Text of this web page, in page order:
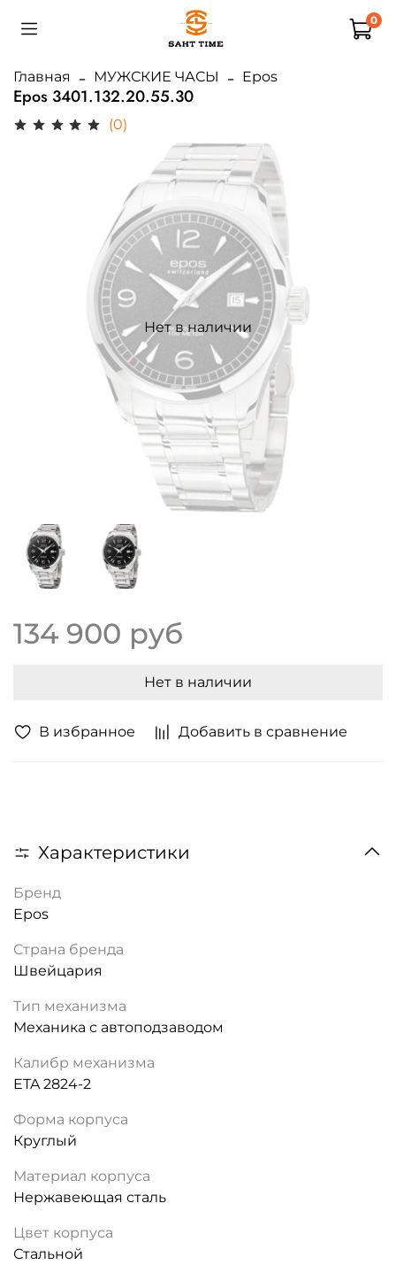
0
Главная МУЖСКИЕ ЧАСЫ Epos
Epos 3401.132.20.55.30
(0)
В избранное Добавить в сравнение
Нет в наличии
134 900 руб
Нет в наличии
Характеристики
Бренд
Epos
Страна бренда
Швейцария
Тип механизма
Механика с автоподзаводом
Калибр механизма
ETA 2824-2
Форма корпуса
Круглый
Материал корпуса
Нержавеющая сталь
Цвет корпуса
Стальной